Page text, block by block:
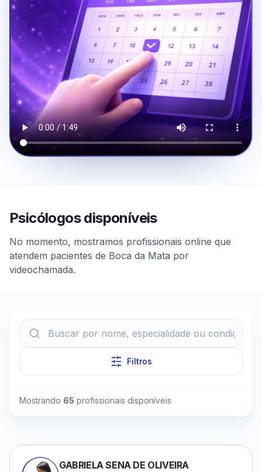
Psicólogos disponíveis
No momento, mostramos profissionais online que
atendem pacientes de Boca da Mata por
videochamada.
Filtros
Mostrando 65 profissionais disponíveis
GABRIELA SENA DE OLIVEIRA